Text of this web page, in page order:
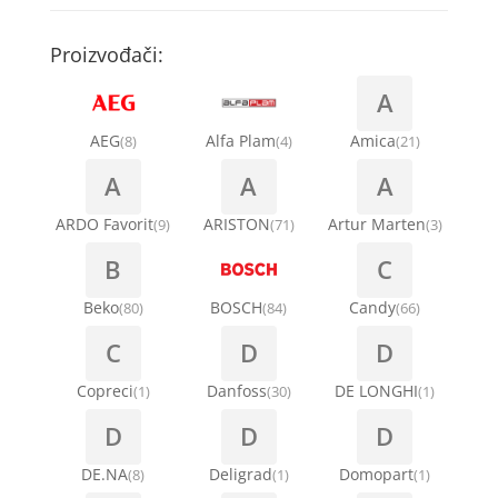
Ručice za vrata za veš mašinu
Šarke za veš mašine
Stakla i okviri vrata za veš mašinu
Termostati i hidrostati za veš mašine
Točkići za sudo mašine
Kompresori za klima uređaje
Kondenz creva
Nosači za klimu
Ostali materijal za montažu klima uređaja
Proizvođači:
AEG(8) Alfa Plam(4)
A
Amica(21)
A
ARDO Favorit(9)
A
ARISTON(71)
A
Artur Marten(3)
B
Beko(80) BOSCH(84)
C
Candy(66)
C
Copreci(1)
D
Danfoss(30)
D
DE LONGHI(1)
D
DE.NA(8)
D
Deligrad(1)
D
Domopart(1)